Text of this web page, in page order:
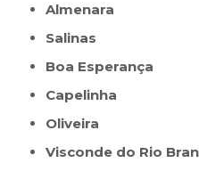
Almenara
Salinas
Boa Esperança
Capelinha
Oliveira
Visconde do Rio